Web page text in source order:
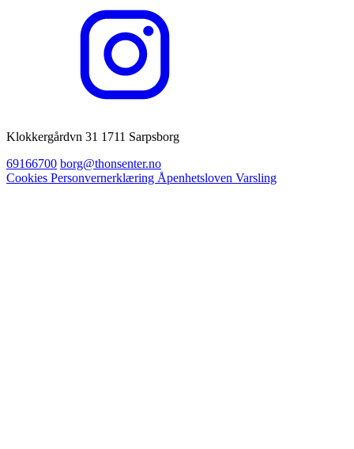
Klokkergårdvn 31 1711 Sarpsborg
69166700 borg@thonsenter.no
Cookies Personvernerklæring Åpenhetsloven Varsling